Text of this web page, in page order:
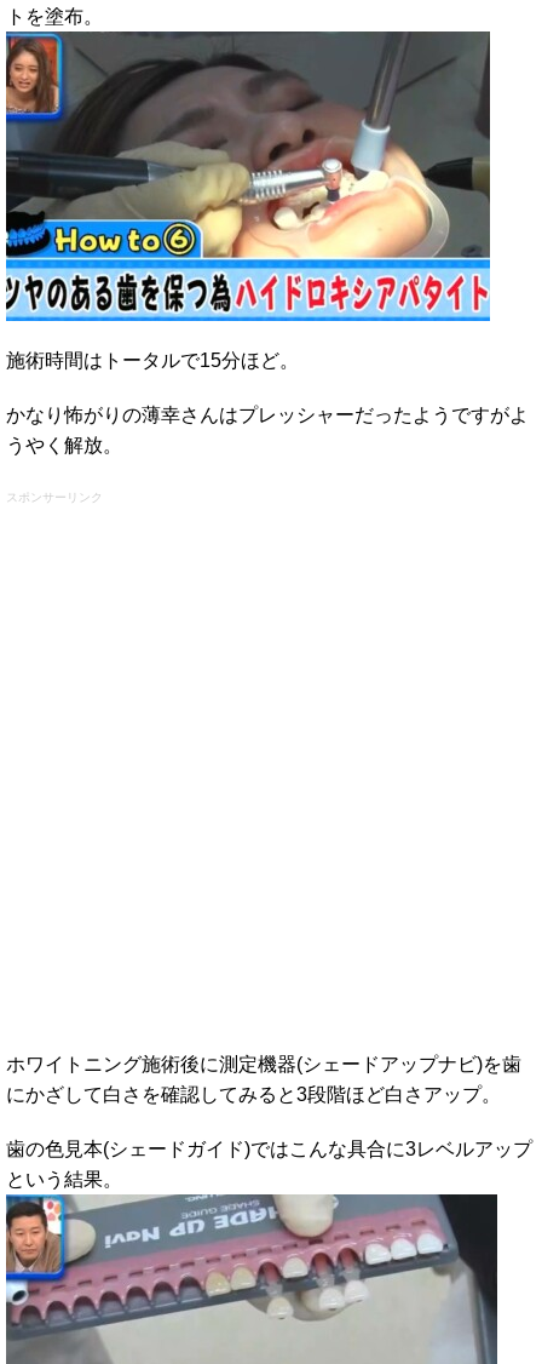
トを塗布。
施術時間はトータルで15分ほど。
かなり怖がりの薄幸さんはプレッシャーだったようですがよ
うやく解放。
スポンサーリンク
ホワイトニング施術後に測定機器(シェードアップナビ)を歯
にかざして白さを確認してみると3段階ほど白さアップ。
歯の色見本(シェードガイド)ではこんな具合に3レベルアップ
という結果。